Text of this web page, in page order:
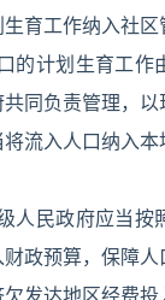
育工作纳入社区
的计划生育工作
同负责管理，以
流入人口纳入
人民政府应当按
政预算，保障
发达地区经费投